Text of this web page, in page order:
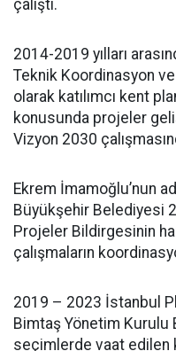
çalıştı.
2014-2019 yılları
Teknik Koordinasyon
olarak katılımcı kent
konusunda projeler
Vizyon 2030
Ekrem İmamoğlu’nun
Büyükşehir Belediyesi
Projeler Bildirgesinin
çalışmaların
2019 – 2023 İstanbul
Bimtaş Yönetim Kurulu
seçimlerde vaat edilen